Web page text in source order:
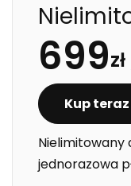
699
Kup teraz
jednorazowa